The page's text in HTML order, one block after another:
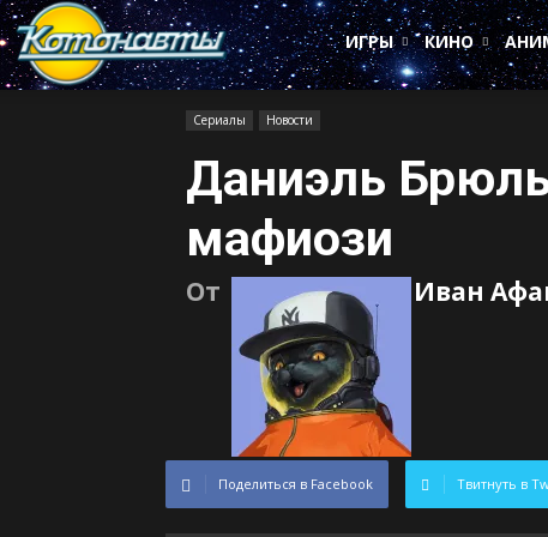
Котонавты
ИГРЫ
КИНО
Сериалы Новости
Даниэль
мафиози
От Иван
Поделиться в Facebook Твитнуть в